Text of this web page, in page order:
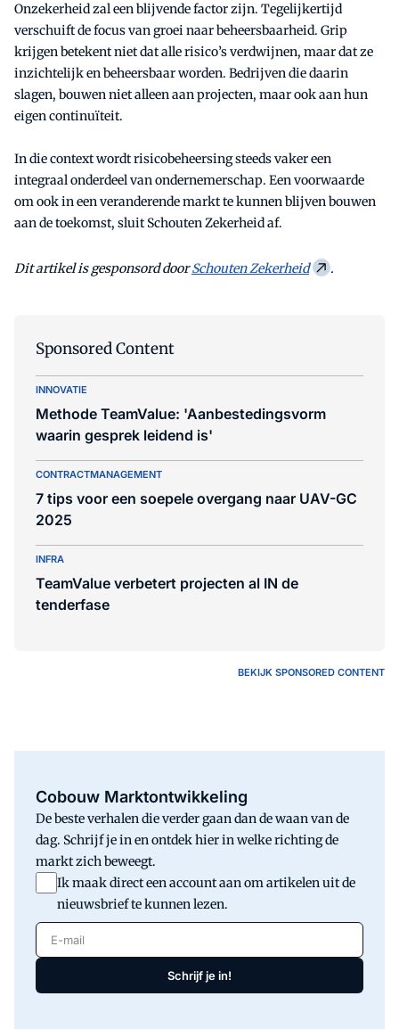
Onzekerheid zal een blijvende factor zijn. Tegelijkertijd
verschuift de focus van groei naar beheersbaarheid. Grip
krijgen betekent niet dat alle risico’s verdwijnen, maar dat ze
inzichtelijk en beheersbaar worden. Bedrijven die daarin
slagen, bouwen niet alleen aan projecten, maar ook aan hun
eigen continuïteit.
In die context wordt risicobeheersing steeds vaker een
integraal onderdeel van ondernemerschap. Een voorwaarde
om ook in een veranderende markt te kunnen blijven bouwen
aan de toekomst, sluit Schouten Zekerheid af.
Dit artikel is gesponsord doorSchouten Zekerheid .
Sponsored Content
INNOVATIE
Methode TeamValue: 'Aanbestedingsvorm
waarin gesprek leidend is'
CONTRACTMANAGEMENT
7 tips voor een soepele overgang naar UAV-GC
2025
INFRA
TeamValue verbetert projecten al IN de
tenderfase
BEKIJK SPONSORED CONTENT
Cobouw Marktontwikkeling
De beste verhalen die verder gaan dan de waan van de
dag. Schrijf je in en ontdek hier in welke richting de
markt zich beweegt.
Ik maak direct een account aan om artikelen uit de
nieuwsbrief te kunnen lezen.
E-mail
Schrijf je in!